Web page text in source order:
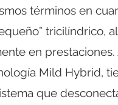
términos en
tricilíndrico,
en prestaciones.
Mild Hybrid,
que